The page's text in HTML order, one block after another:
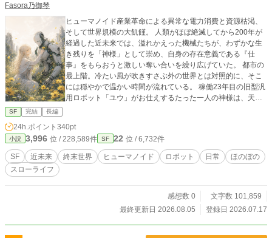
Fasora乃御琴
ヒューマノイド産業革命による異常な電力消費と資源枯渇、
そして世界規模の大飢饉。 人類がほぼ絶滅してから200年が
経過した近未来では、溢れかえった機械たちが、わずかな生
き残りを「神様」として崇め、自身の存在意義である『仕
事』をもらおうと激しい奪い合いを繰り広げていた。 都市の
最上階。冷たい風が吹きすさぶ外の世界とは対照的に、そこ
には穏やかで温かい時間が流れている。 稼働23年目の旧型汎
用ロボット「ユウ」がお仕えするたった一人の神様は、天真
屈っぽいなぁ。無駄なのが楽しいんだよ」 安全と効率を最優
先に行動する真面目な機械と、無駄を愛する自由奔放な少
女。 色褪せたガラクタ集めや、意味のないおままごと、ただ
笑い合うだけの時間。 生産性「ゼロ」の非効率な出来事ばか
はずのふたりが、クスッと笑える日常を通して、やがて「家
族」という特別な絆を結ぶまで。 滅びた世界で紡がれる、優
SF 完結 長編
24h.ポイント 340pt
小説 3,996 位 / 228,589件 SF 22 位 / 6,732件
SF 近未来 終末世界 ヒューマノイド ロボット 日常
ほのぼの
スローライフ
感想数 0
文字数 101,859
最終更新日 2026.08.05
登録日 2026.07.17